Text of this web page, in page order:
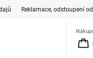
Reklamace, odstoupení